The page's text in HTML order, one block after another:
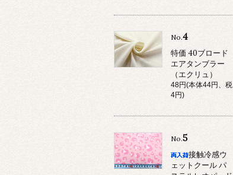
No.4
特価 40ブロード
エアタンブラー
（エクリュ）
48円(本体44円、税
4円)
No.5
接触冷感ウ
ェットクール パ